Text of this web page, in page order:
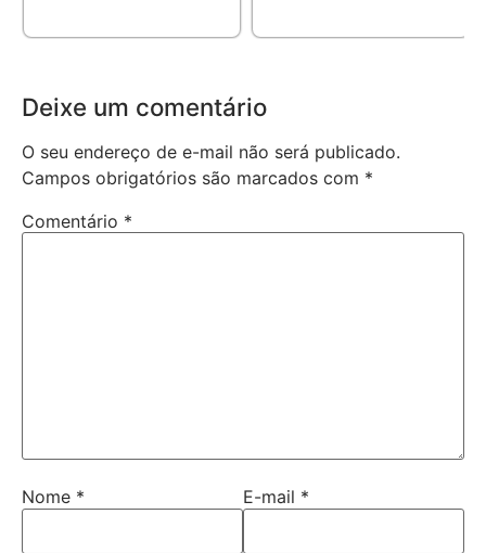
Deixe um comentário
O seu endereço de e-mail não será publicado.
Campos obrigatórios são marcados com *
Comentário *
Nome * E-mail *